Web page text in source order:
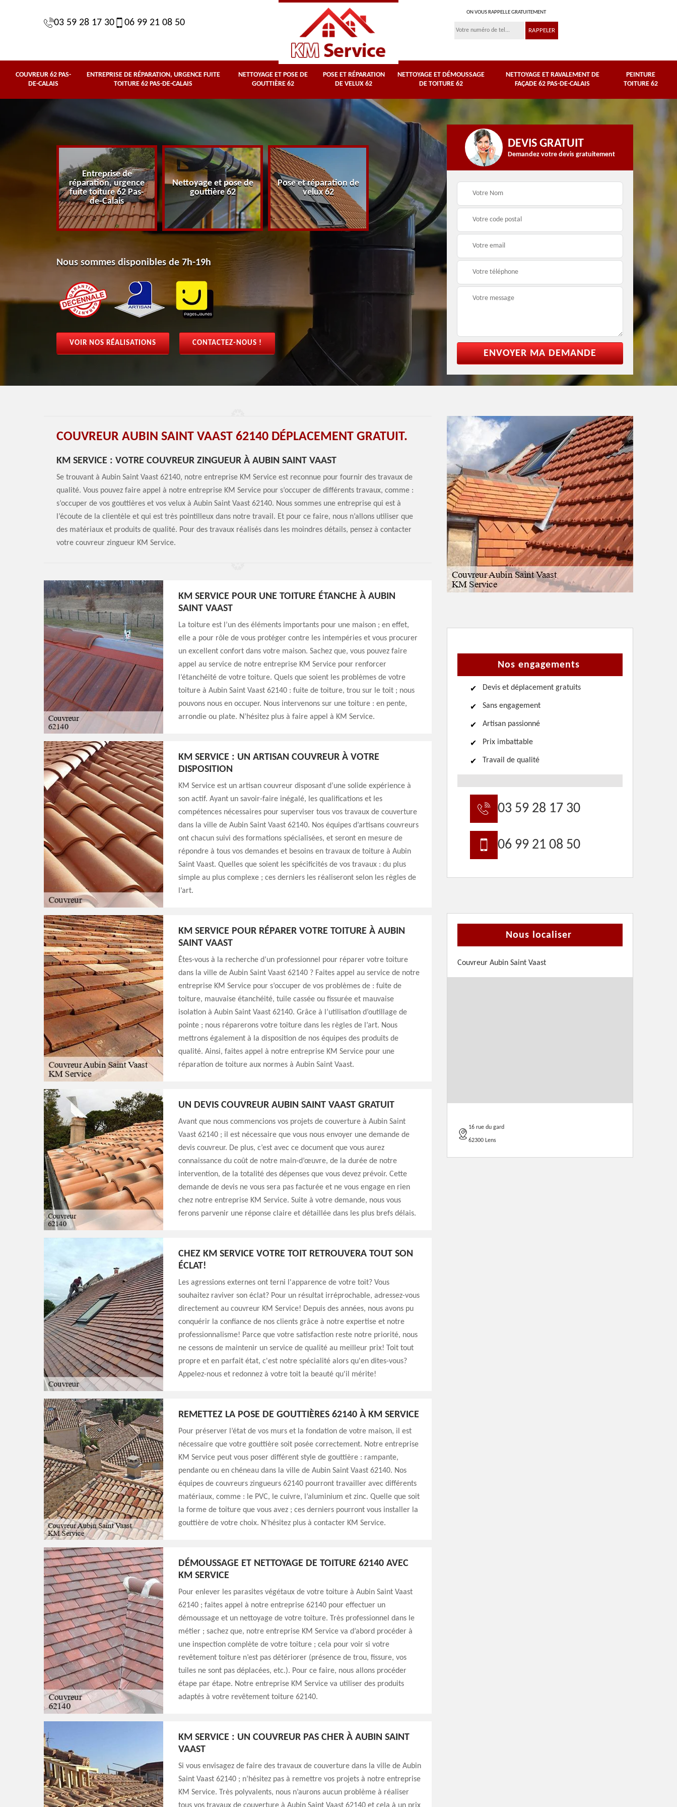
03 59 28 17 30 06 99 21 08 50
ON VOUS RAPPELLE GRATUITEMENT
COUVREUR 62 PAS-
DE-CALAIS
ENTREPRISE DE RÉPARATION, URGENCE FUITE
TOITURE 62 PAS-DE-CALAIS
NETTOYAGE ET POSE DE
GOUTTIÈRE 62
POSE ET RÉPARATION
DE VELUX 62
NETTOYAGE ET DÉMOUSSAGE
DE TOITURE 62
NETTOYAGE ET RAVALEMENT DE
FAÇADE 62 PAS-DE-CALAIS
PEINTURE
TOITURE 62
Entreprise de
réparation, urgence
fuite toiture 62 Pas-
de-Calais
Nettoyage et pose de
gouttière 62
Pose et réparation de
velux 62
Nettoyage et
démoussage de
toiture 62
62 Pas-de-Calais
Nous sommes disponibles de 7h-19h
VOIR NOS RÉALISATIONS CONTACTEZ-NOUS !
DEVIS GRATUIT
Demandez votre devis gratuitement
COUVREUR AUBIN SAINT VAAST 62140 DÉPLACEMENT GRATUIT.
KM SERVICE : VOTRE COUVREUR ZINGUEUR À AUBIN SAINT VAAST
Se trouvant à Aubin Saint Vaast 62140, notre entreprise KM Service est reconnue pour fournir des travaux de
qualité. Vous pouvez faire appel à notre entreprise KM Service pour s’occuper de différents travaux, comme :
s’occuper de vos gouttières et vos velux à Aubin Saint Vaast 62140. Nous sommes une entreprise qui est à
l’écoute de la clientèle et qui est très pointilleux dans notre travail. Et pour ce faire, nous n’allons utiliser que
des matériaux et produits de qualité. Pour des travaux réalisés dans les moindres détails, pensez à contacter
votre couvreur zingueur KM Service.
KM SERVICE POUR UNE TOITURE ÉTANCHE À AUBIN
SAINT VAAST
La toiture est l’un des éléments importants pour une maison ; en effet,
elle a pour rôle de vous protéger contre les intempéries et vous procurer
un excellent confort dans votre maison. Sachez que, vous pouvez faire
appel au service de notre entreprise KM Service pour renforcer
l’étanchéité de votre toiture. Quels que soient les problèmes de votre
toiture à Aubin Saint Vaast 62140 : fuite de toiture, trou sur le toit ; nous
pouvons nous en occuper. Nous intervenons sur une toiture : en pente,
arrondie ou plate. N’hésitez plus à faire appel à KM Service.
KM SERVICE : UN ARTISAN COUVREUR À VOTRE
DISPOSITION
KM Service est un artisan couvreur disposant d’une solide expérience à
son actif. Ayant un savoir-faire inégalé, les qualifications et les
compétences nécessaires pour superviser tous vos travaux de couverture
dans la ville de Aubin Saint Vaast 62140. Nos équipes d’artisans couvreurs
ont chacun suivi des formations spécialisées, et seront en mesure de
répondre à tous vos demandes et besoins en travaux de toiture à Aubin
Saint Vaast. Quelles que soient les spécificités de vos travaux : du plus
simple au plus complexe ; ces derniers les réaliseront selon les règles de
l’art.
KM SERVICE POUR RÉPARER VOTRE TOITURE À AUBIN
SAINT VAAST
Êtes-vous à la recherche d’un professionnel pour réparer votre toiture
dans la ville de Aubin Saint Vaast 62140 ? Faites appel au service de notre
entreprise KM Service pour s’occuper de vos problèmes de : fuite de
toiture, mauvaise étanchéité, tuile cassée ou fissurée et mauvaise
isolation à Aubin Saint Vaast 62140. Grâce à l’utilisation d’outillage de
pointe ; nous réparerons votre toiture dans les règles de l’art. Nous
mettrons également à la disposition de nos équipes des produits de
qualité. Ainsi, faites appel à notre entreprise KM Service pour une
réparation de toiture aux normes à Aubin Saint Vaast.
UN DEVIS COUVREUR AUBIN SAINT VAAST GRATUIT
Avant que nous commencions vos projets de couverture à Aubin Saint
Vaast 62140 ; il est nécessaire que vous nous envoyer une demande de
devis couvreur. De plus, c’est avec ce document que vous aurez
connaissance du coût de notre main-d’œuvre, de la durée de notre
intervention, de la totalité des dépenses que vous devez prévoir. Cette
demande de devis ne vous sera pas facturée et ne vous engage en rien
chez notre entreprise KM Service. Suite à votre demande, nous vous
ferons parvenir une réponse claire et détaillée dans les plus brefs délais.
CHEZ KM SERVICE VOTRE TOIT RETROUVERA TOUT SON
ÉCLAT!
Les agressions externes ont terni l'apparence de votre toit? Vous
souhaitez raviver son éclat? Pour un résultat irréprochable, adressez-vous
directement au couvreur KM Service! Depuis des années, nous avons pu
conquérir la confiance de nos clients grâce à notre expertise et notre
professionnalisme! Parce que votre satisfaction reste notre priorité, nous
ne cessons de maintenir un service de qualité au meilleur prix! Toit tout
propre et en parfait état, c'est notre spécialité alors qu'en dites-vous?
Appelez-nous et redonnez à votre toit la beauté qu'il mérite!
REMETTEZ LA POSE DE GOUTTIÈRES 62140 À KM SERVICE
Pour préserver l’état de vos murs et la fondation de votre maison, il est
nécessaire que votre gouttière soit posée correctement. Notre entreprise
KM Service peut vous poser différent style de gouttière : rampante,
pendante ou en chéneau dans la ville de Aubin Saint Vaast 62140. Nos
équipes de couvreurs zingueurs 62140 pourront travailler avec différents
matériaux, comme : le PVC, le cuivre, l’aluminium et zinc. Quelle que soit
la forme de toiture que vous avez ; ces derniers pourront vous installer la
gouttière de votre choix. N’hésitez plus à contacter KM Service.
DÉMOUSSAGE ET NETTOYAGE DE TOITURE 62140 AVEC
KM SERVICE
Pour enlever les parasites végétaux de votre toiture à Aubin Saint Vaast
62140 ; faites appel à notre entreprise 62140 pour effectuer un
démoussage et un nettoyage de votre toiture. Très professionnel dans le
métier ; sachez que, notre entreprise KM Service va d’abord procéder à
une inspection complète de votre toiture ; cela pour voir si votre
revêtement toiture n’est pas détériorer (présence de trou, fissure, vos
tuiles ne sont pas déplacées, etc.). Pour ce faire, nous allons procéder
étape par étape. Notre entreprise KM Service va utiliser des produits
adaptés à votre revêtement toiture 62140.
KM SERVICE : UN COUVREUR PAS CHER À AUBIN SAINT
VAAST
Si vous envisagez de faire des travaux de couverture dans la ville de Aubin
Saint Vaast 62140 ; n’hésitez pas à remettre vos projets à notre entreprise
KM Service. Très polyvalents, nous n’aurons aucun problème à réaliser
Nos engagements
Devis et déplacement gratuits
Sans engagement
Artisan passionné
Prix imbattable
Travail de qualité
03 59 28 17 30
06 99 21 08 50
Nous localiser
Couvreur Aubin Saint Vaast
16 rue du gard
62300 Lens